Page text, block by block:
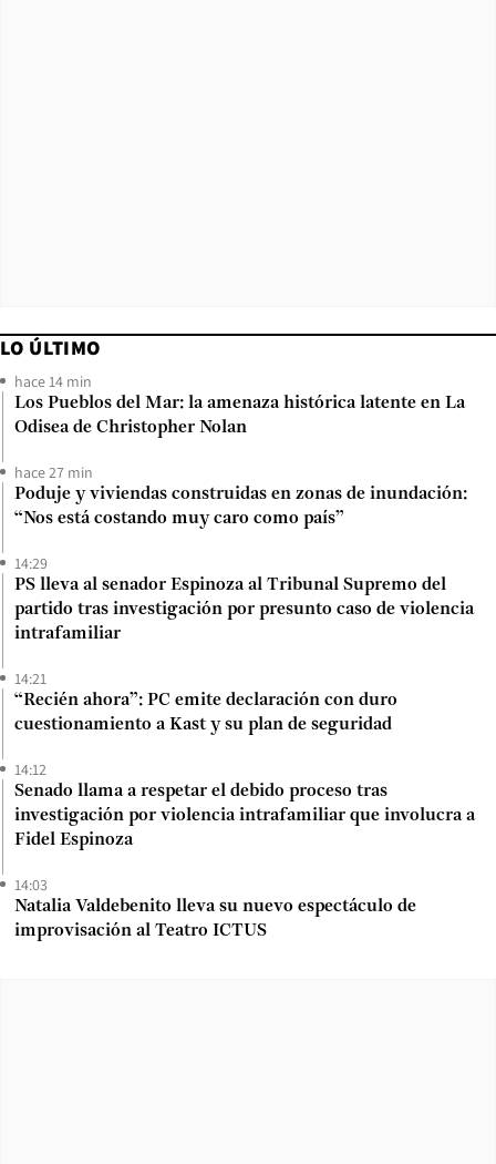
LO ÚLTIMO
hace 14 min
Los Pueblos del Mar: la amenaza histórica latente en La
Odisea de Christopher Nolan
hace 27 min
Poduje y viviendas construidas en zonas de inundación:
“Nos está costando muy caro como país”
14:29
PS lleva al senador Espinoza al Tribunal Supremo del
partido tras investigación por presunto caso de violencia
intrafamiliar
14:21
“Recién ahora”: PC emite declaración con duro
cuestionamiento a Kast y su plan de seguridad
14:12
Senado llama a respetar el debido proceso tras
investigación por violencia intrafamiliar que involucra a
Fidel Espinoza
14:03
Natalia Valdebenito lleva su nuevo espectáculo de
improvisación al Teatro ICTUS